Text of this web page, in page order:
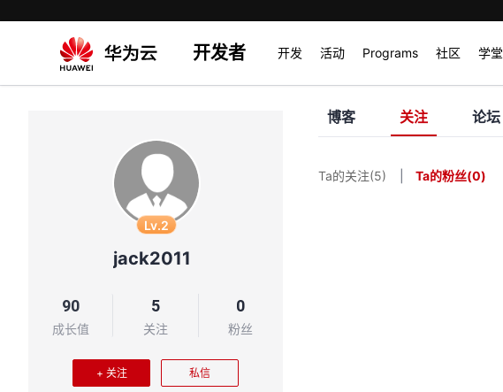
开发者 开发 活动 Programs 社区 学堂
Lv.2
jack2011
90
成长值
5
关注
0
粉丝
+ 关注 私信
博客 关注 论坛
Ta的关注(5) Ta的粉丝(0)